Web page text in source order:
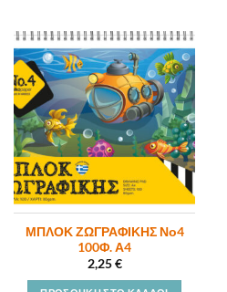
ΜΠΛΟΚ ΖΩΓΡΑΦΙΚΗΣ Νο4
100Φ. Α4
2,25€